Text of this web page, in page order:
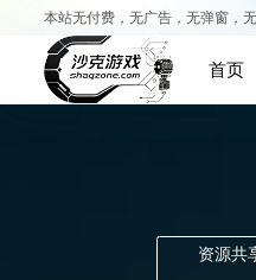
本站无付费，无广告，无弹窗，
首页
资源共